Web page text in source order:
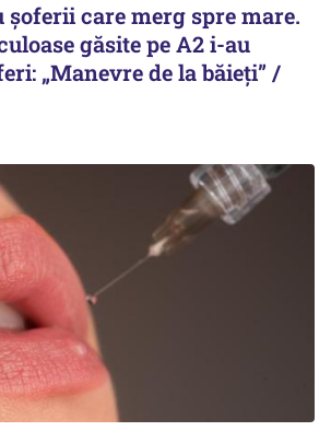
care merg spre mare.
găsite pe A2 i-au
„Manevre de la băieți” /